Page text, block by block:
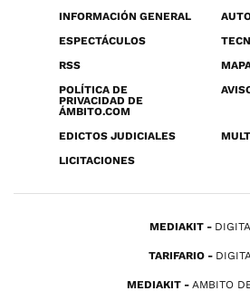
INFORMACIÓN GENERAL
ESPECTÁCULOS
RSS
POLÍTICA DE
PRIVACIDAD DE
ÁMBITO.COM
EDICTOS JUDICIALES
LICITACIONES
MEDIAKIT
TARIFARIO
MEDIAKIT AMBITO